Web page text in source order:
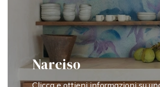
Narciso